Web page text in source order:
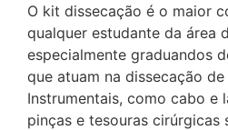
O kit dissecação é o maior
qualquer estudante da área
especialmente graduandos
que atuam na dissecação de
Instrumentais, como cabo e
pinças e tesouras cirúrgicas